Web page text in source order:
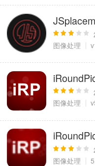
图像处理
图像处理
图像处理